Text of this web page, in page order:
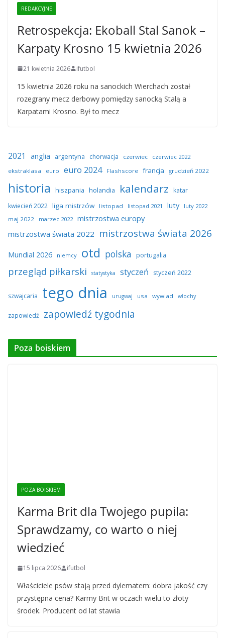
REDAKCYJNE
Retrospekcja: Ekoball Stal Sanok –
Karpaty Krosno 15 kwietnia 2026
21 kwietnia 2026 ifutbol
15 kwietnia 2026 roku na sanockich Wierchach został
rozegrany mecz derbowy pomiędzy sanocką Stalą a
Karpatami Krosno. Był to mecz
2021 anglia argentyna chorwacja czerwiec
czerwiec 2022
ekstraklasa
euro euro 2024 Flashscore francja grudzień 2022
historia hiszpania holandia kalendarz katar
kwiecień 2022 liga mistrzów listopad listopad 2021 luty
luty 2022
maj 2022
marzec 2022 mistrzostwa europy
mistrzostwa świata 2022 mistrzostwa świata 2026
Mundial 2026 niemcy otd polska portugalia
przegląd piłkarski statystyka styczeń styczeń 2022
szwajcaria tego dnia urugwaj usa wywiad włochy
zapowiedź zapowiedź tygodnia
Poza boiskiem
POZA BOISKIEM
Karma Brit dla Twojego pupila:
Sprawdzamy, co warto o niej
wiedzieć
15 lipca 2026 ifutbol
Właściciele psów stają przed dylematem: dobra jakość czy
przystępna cena? Karmy Brit w oczach wielu to złoty
środek. Producent od lat stawia